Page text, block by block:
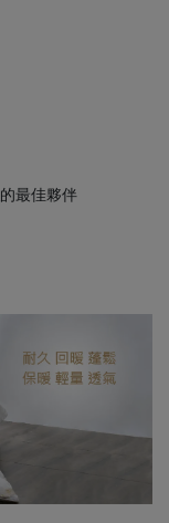
的最佳夥伴